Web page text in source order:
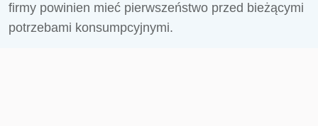
firmy powinien mieć pierwszeństwo przed bieżącymi
potrzebami konsumpcyjnymi.